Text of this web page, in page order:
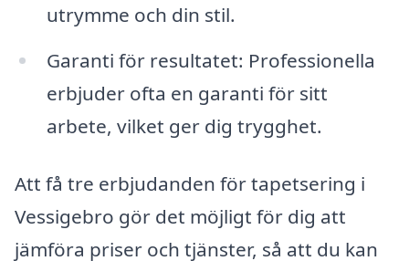
utrymme och din stil.
Garanti för resultatet: Professionella
erbjuder ofta en garanti för sitt
arbete, vilket ger dig trygghet.
Att få tre erbjudanden för tapetsering i
Vessigebro gör det möjligt för dig att
jämföra priser och tjänster, så att du kan